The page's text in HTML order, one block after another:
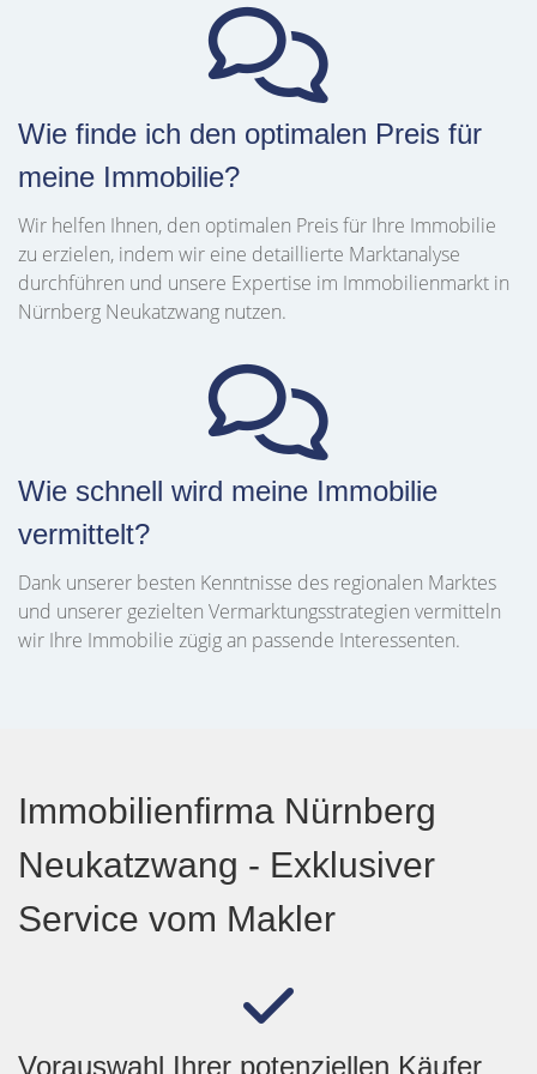
Wie finde ich den optimalen Preis für
meine Immobilie?
Wir helfen Ihnen, den optimalen Preis für Ihre Immobilie
zu erzielen, indem wir eine detaillierte Marktanalyse
durchführen und unsere Expertise im Immobilienmarkt in
Nürnberg Neukatzwang nutzen.
Wie schnell wird meine Immobilie
vermittelt?
Dank unserer besten Kenntnisse des regionalen Marktes
und unserer gezielten Vermarktungsstrategien vermitteln
wir Ihre Immobilie zügig an passende Interessenten.
Immobilienfirma Nürnberg
Neukatzwang - Exklusiver
Service vom Makler
Vorauswahl Ihrer potenziellen Käufer